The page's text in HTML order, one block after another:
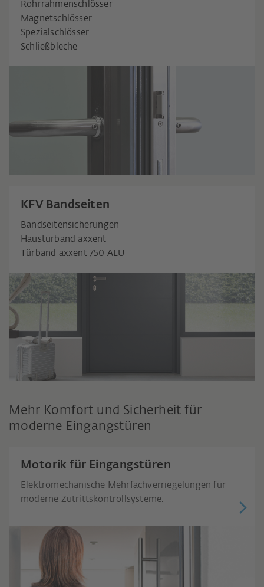
Rohrrahmenschlösser
Magnetschlösser
Spezialschlösser
Schließbleche
KFV Bandseiten
Bandseitensicherungen
Haustürband axxent
Türband axxent 750 ALU
Mehr Komfort und Sicherheit für
moderne Eingangstüren
Motorik für Eingangstüren
Elektromechanische Mehrfachverriegelungen für
moderne Zutrittskontrollsysteme.